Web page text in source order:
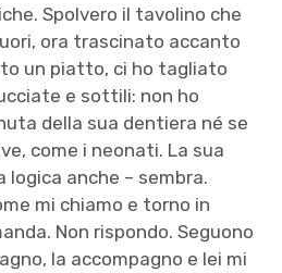
Spolvero il tavolino che
ora trascinato accanto
un piatto, ci ho tagliato
e sottili: non ho
della sua dentiera né se
come i neonati. La sua
anche – sembra.
mi chiamo e torno in
Non rispondo. Seguono
la accompagno e lei mi